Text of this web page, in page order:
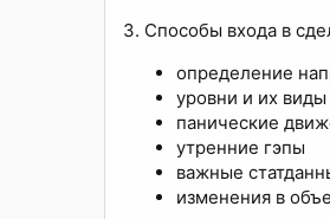
3. Способы входа в
определение
уровни и их виды
панические
утренние гэпы
важные
изменения в